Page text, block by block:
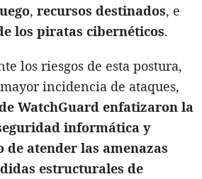
, recursos destinados, e
los piratas cibernéticos.
los riesgos de esta postura,
incidencia de ataques,
WatchGuard enfatizaron la
informática y
atender las amenazas
estructurales de